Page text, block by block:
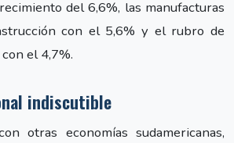
del 6,6%, las manufacturas
con el 5,6% y el rubro de
el 4,7%.
indiscutible
otras economías sudamericanas,